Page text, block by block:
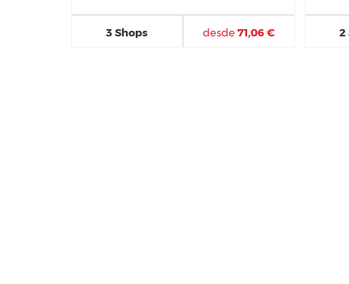
3 Shops desde71,06 € 2